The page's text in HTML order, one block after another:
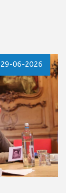
29-06-2026